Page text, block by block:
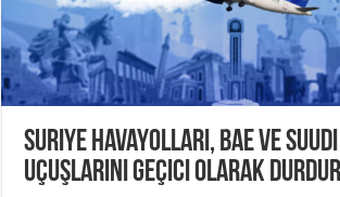
Suriye Havayolları, BAE ve
Uçuşlarını Geçici Olarak